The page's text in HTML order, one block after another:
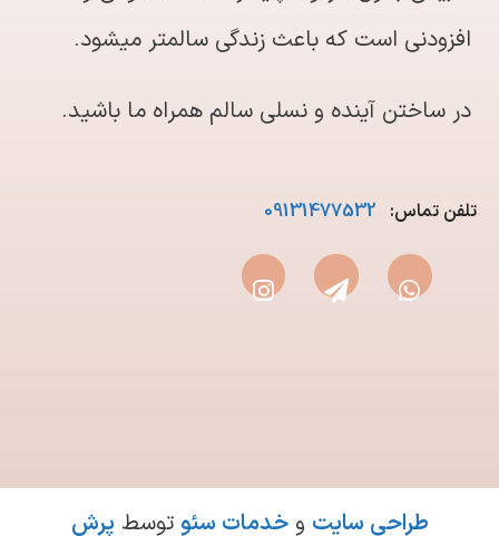
افزودنی است که باعث زندگی سالمتر میشود.
در ساختن آینده و نسلی سالم همراه ما باشید.
تلفن تماس: 09131477532
طراحی سایت وخدمات سئو توسط پرش